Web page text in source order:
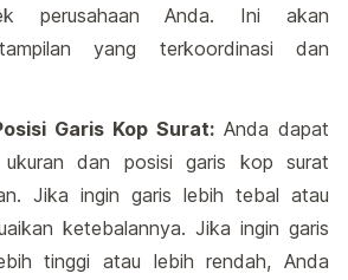
perusahaan Anda. Ini akan
yang terkoordinasi dan
Garis Kop Surat: Anda dapat
ukuran dan posisi garis kop surat
Jika ingin garis lebih tebal atau
ketebalannya. Jika ingin garis
tinggi atau lebih rendah, Anda